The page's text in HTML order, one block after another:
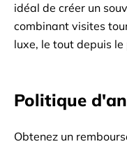
idéal de créer un
combinant visites
luxe, le tout depuis
de Dubaï est sans
grande partie de
Politique
Obtenez un